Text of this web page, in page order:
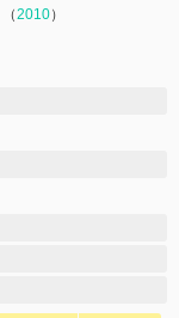
（2010）